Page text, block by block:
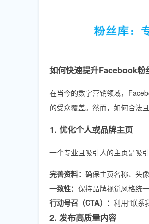
如何快速提升Facebook粉
在当今的数字营销领域，
的受众覆盖。然而，如何合法
1. 优化个人或品牌主页
一个专业且吸引人的主页是吸
完善资料： 确保主页名称、头
一致性： 保持品牌视觉风格统
行动号召（CTA）： 利用“联系
2. 发布高质量内容